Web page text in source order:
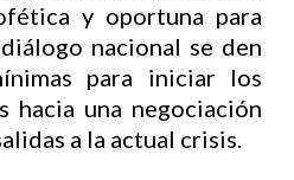
y oportuna para
nacional se den
para iniciar los
hacia una negociación
a la actual crisis.